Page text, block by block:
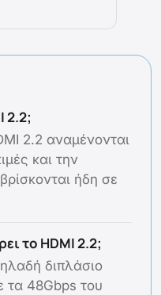
2.2;
2.2 αναμένονται
και την
ήδη σε
το HDMI 2.2;
διπλάσιο
τα 48Gbps του